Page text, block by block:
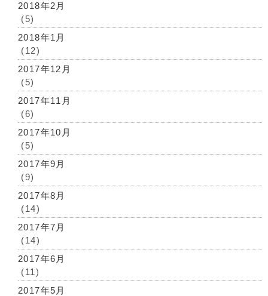
2018年2月
(5)
2018年1月
(12)
2017年12月
(5)
2017年11月
(6)
2017年10月
(5)
2017年9月
(9)
2017年8月
(14)
2017年7月
(14)
2017年6月
(11)
2017年5月